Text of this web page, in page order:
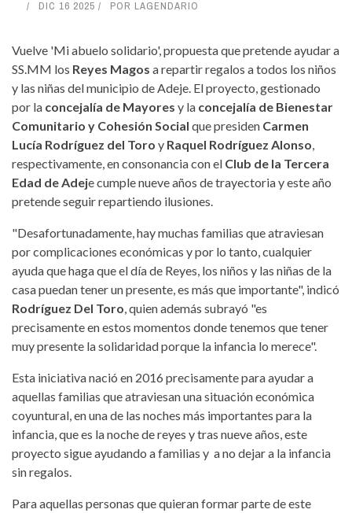
DIC 16 2025 POR LAGENDARIO
Vuelve 'Mi abuelo solidario', propuesta que pretende ayudar a
SS.MM los Reyes Magos a repartir regalos a todos los niños
y las niñas del municipio de Adeje. El proyecto, gestionado
por la concejalía de Mayores y la concejalía de Bienestar
Comunitario y Cohesión Social que presiden Carmen
Lucía Rodríguez del Toro y Raquel Rodríguez Alonso,
respectivamente, en consonancia con el Club de la Tercera
Edad de Adeje cumple nueve años de trayectoria y este año
pretende seguir repartiendo ilusiones.
"Desafortunadamente, hay muchas familias que atraviesan
por complicaciones económicas y por lo tanto, cualquier
ayuda que haga que el día de Reyes, los niños y las niñas de la
casa puedan tener un presente, es más que importante", indicó
Rodríguez Del Toro, quien además subrayó "es
precisamente en estos momentos donde tenemos que tener
muy presente la solidaridad porque la infancia lo merece".
Esta iniciativa nació en 2016 precisamente para ayudar a
aquellas familias que atraviesan una situación económica
coyuntural, en una de las noches más importantes para la
infancia, que es la noche de reyes y tras nueve años, este
proyecto sigue ayudando a familias y a no dejar a la infancia
sin regalos.
Para aquellas personas que quieran formar parte de este